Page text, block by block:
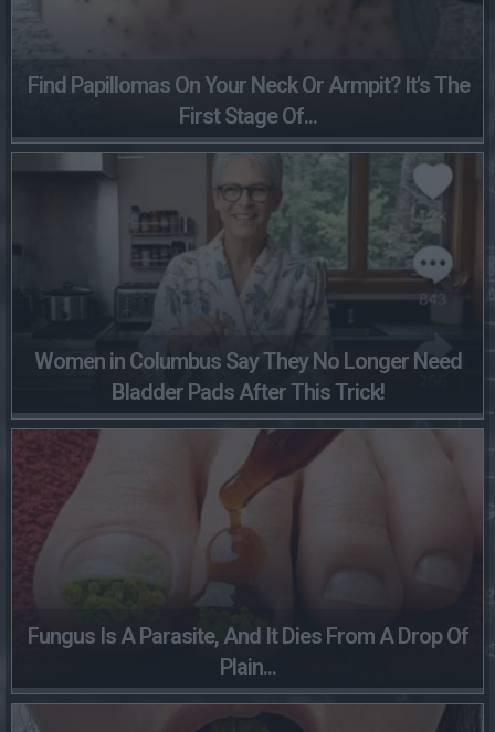
Find Papillomas On Your Neck Or Armpit? It's The
First Stage Of...
Women in Columbus Say They No Longer Need
Bladder Pads After This Trick!
Fungus Is A Parasite, And It Dies From A Drop Of
Plain...